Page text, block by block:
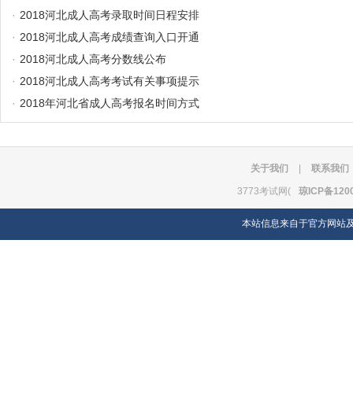
· 2018河北成人高考录取时间日程安排
· 2018河北成人高考成绩查询入口开通
· 2018河北成人高考分数线公布
· 2018河北成人高考考试有关事项提示
· 2018年河北省成人高考报名时间方式
关于我们 联系我们
3773考试网( 琼ICP备
本站信息来自于官方网站